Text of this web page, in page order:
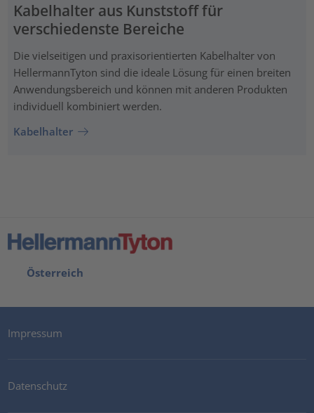
Kabelhalter aus Kunststoff für
verschiedenste Bereiche
Die vielseitigen und praxisorientierten Kabelhalter von
HellermannTyton sind die ideale Lösung für einen breiten
Anwendungsbereich und können mit anderen Produkten
individuell kombiniert werden.
Kabelhalter
Österreich
Impressum
Datenschutz